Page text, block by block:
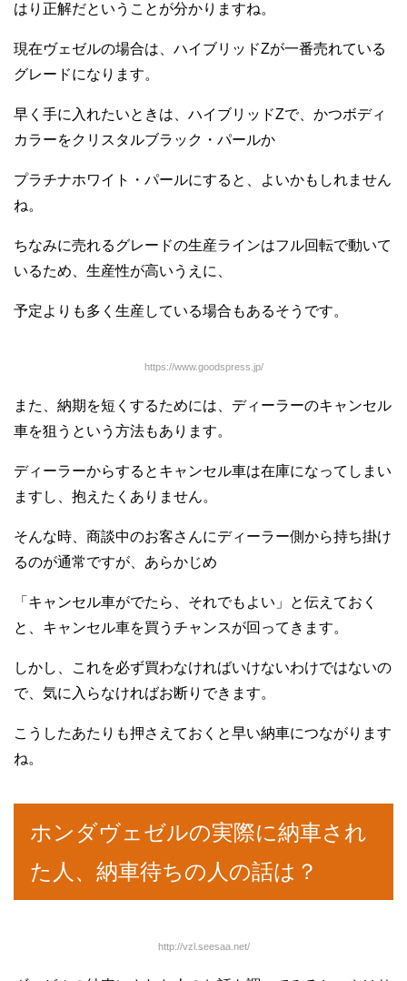
はり正解だということが分かりますね。
現在ヴェゼルの場合は、ハイブリッドZが一番売れている
グレードになります。
早く手に入れたいときは、ハイブリッドZで、かつボディ
カラーをクリスタルブラック・パールか
プラチナホワイト・パールにすると、よいかもしれません
ね。
ちなみに売れるグレードの生産ラインはフル回転で動いて
いるため、生産性が高いうえに、
予定よりも多く生産している場合もあるそうです。
https://www.goodspress.jp/
また、納期を短くするためには、ディーラーのキャンセル
車を狙うという方法もあります。
ディーラーからするとキャンセル車は在庫になってしまい
ますし、抱えたくありません。
そんな時、商談中のお客さんにディーラー側から持ち掛け
るのが通常ですが、あらかじめ
「キャンセル車がでたら、それでもよい」と伝えておく
と、キャンセル車を買うチャンスが回ってきます。
しかし、これを必ず買わなければいけないわけではないの
で、気に入らなければお断りできます。
こうしたあたりも押さえておくと早い納車につながります
ね。
ホンダヴェゼルの実際に納車され
た人、納車待ちの人の話は？
http://vzl.seesaa.net/